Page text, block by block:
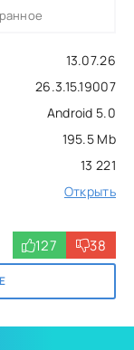
13.07.26
26.3.15.19007
Android 5.0
195.5 Mb
13 221
Открыть
127 38